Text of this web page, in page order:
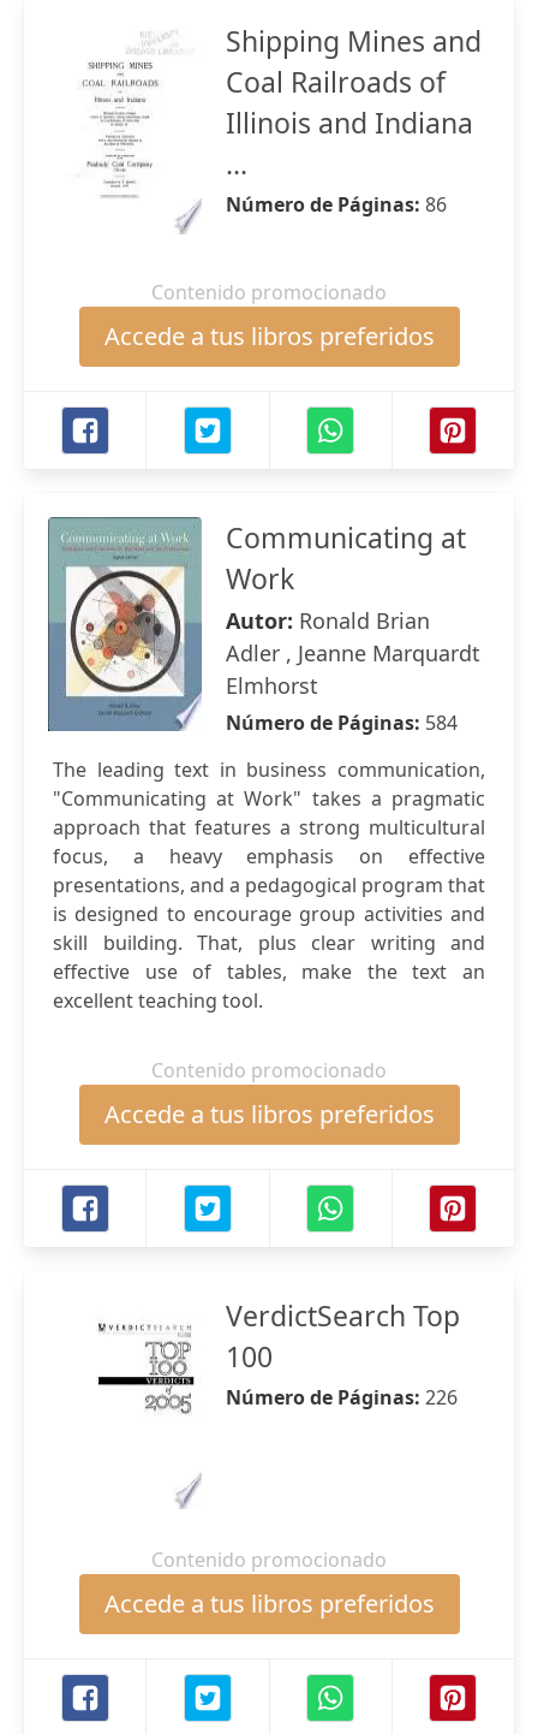
Shipping Mines and
Coal Railroads of
Illinois and Indiana
...
Número de Páginas: 86
Contenido promocionado
Accede a tus libros preferidos
Communicating at
Work
Autor: Ronald Brian
Adler , Jeanne Marquardt
Elmhorst
Número de Páginas: 584
The leading text in business communication,
"Communicating at Work" takes a pragmatic
approach that features a strong multicultural
focus, a heavy emphasis on effective
presentations, and a pedagogical program that
is designed to encourage group activities and
skill building. That, plus clear writing and
effective use of tables, make the text an
excellent teaching tool.
Contenido promocionado
Accede a tus libros preferidos
VerdictSearch Top
100
Número de Páginas: 226
Contenido promocionado
Accede a tus libros preferidos